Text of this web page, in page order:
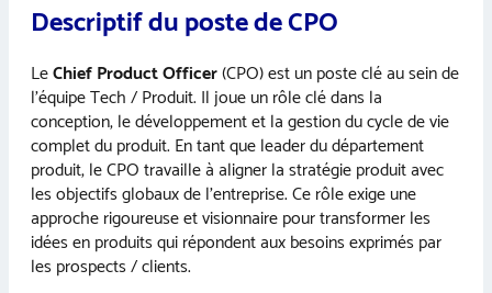
Descriptif du poste de CPO
LeChief Product Officer(CPO) est un poste clé au sein de
l’équipe Tech / Produit. Il joue un rôle clé dans la
conception, le développement et la gestion du cycle de vie
complet du produit. En tant que leader du département
produit, le CPO travaille à aligner la stratégie produit avec
les objectifs globaux de l’entreprise. Ce rôle exige une
approche rigoureuse et visionnaire pour transformer les
idées en produits qui répondent aux besoins exprimés par
les prospects / clients.